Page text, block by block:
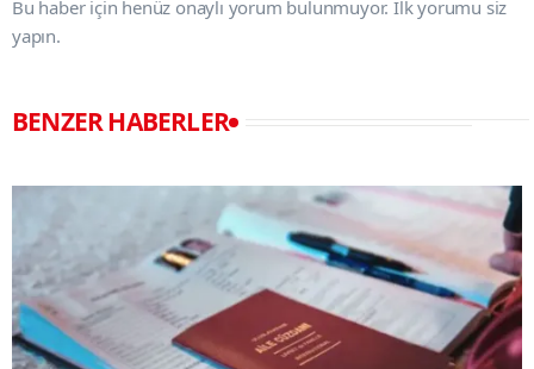
Bu haber için henüz onaylı yorum bulunmuyor. İlk yorumu siz
yapın.
BENZER HABERLER